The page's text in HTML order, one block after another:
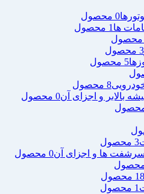
0 محصول
ها 1 محصول
3 محصول
5 محصول
8 محصول
بالابر و اجزای آن0 محصول
3 محصول
ها و اجزای آن0 محصول
18 محصول
1 محصول